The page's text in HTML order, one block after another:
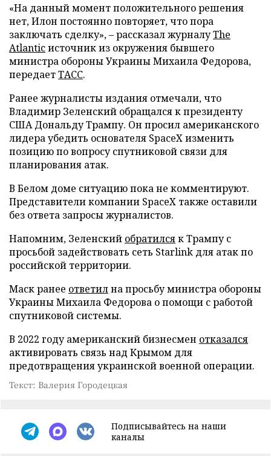
«На данный момент положительного решения
нет, Илон постоянно повторяет, что пора
заключать сделку», – рассказал журналуThe
Atlanticисточник из окружения бывшего
министра обороны Украины Михаила Федорова,
передаетТАСС.
Ранее журналисты издания отмечали, что
Владимир Зеленский обращался к президенту
США Дональду Трампу. Он просил американского
лидера убедить основателя SpaceX изменить
позицию по вопросу спутниковой связи для
планирования атак.
В Белом доме ситуацию пока не комментируют.
Представители компании SpaceX также оставили
без ответа запросы журналистов.
Напомним, Зеленский обратилсяк Трампу с
просьбой задействовать сеть Starlink для атак по
российской территории.
Маск ранее ответилна просьбу министра обороны
Украины Михаила Федорова о помощи с работой
спутниковой системы.
В 2022 году американский бизнесмен отказался
активировать связь над Крымом для
предотвращения украинской военной операции.
Текст: Валерия Городецкая
Подписывайтесь на наши
каналы